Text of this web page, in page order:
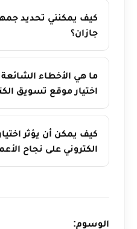
كيف يمكنني تحديد
جازان؟
ما هي الأخطاء
اختيار موقع تسويق
كيف يمكن أن يؤثر
الكتروني على نجاح
الوسوم: